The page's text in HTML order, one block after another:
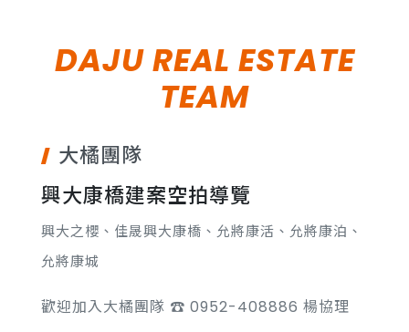
DAJU REAL ESTATE
TEAM
大橘團隊
興大康橋建案空拍導覽
興大之櫻、佳晟興大康橋、允將康活、允將康泊、
允將康城
歡迎加入大橘團隊 ☎️ 0952-408886 楊協理​